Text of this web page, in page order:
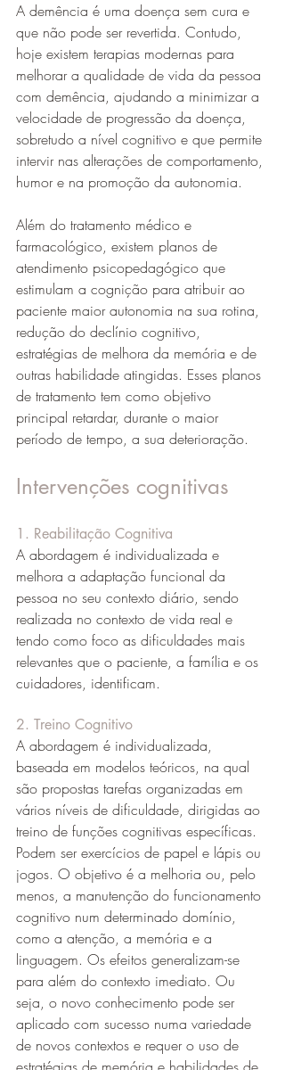
A demência é uma doença sem cura e
que não pode ser revertida. Contudo,
hoje existem terapias modernas para
melhorar a qualidade de vida da pessoa
com demência, ajudando a minimizar a
velocidade de progressão da doença,
sobretudo a nível cognitivo e que permite
intervir nas alterações de comportamento,
humor e na promoção da autonomia.
Além do tratamento médico e
farmacológico, existem planos de
atendimento psicopedagógico que
estimulam a cognição para atribuir ao
paciente maior autonomia na sua rotina,
redução do declínio cognitivo,
estratégias de melhora da memória e de
outras habilidade atingidas. Esses planos
de tratamento tem como objetivo
principal retardar, durante o maior
período de tempo, a sua deterioração.
Intervenções cognitivas
1. Reabilitação Cognitiva
A abordagem é individualizada e
melhora a adaptação funcional da
pessoa no seu contexto diário, sendo
realizada no contexto de vida real e
tendo como foco as dificuldades mais
relevantes que o paciente, a família e os
cuidadores, identificam.
2. Treino Cognitivo
A abordagem é individualizada,
baseada em modelos teóricos, na qual
são propostas tarefas organizadas em
vários níveis de dificuldade, dirigidas ao
treino de funções cognitivas específicas.
Podem ser exercícios de papel e lápis ou
jogos. O objetivo é a melhoria ou, pelo
menos, a manutenção do funcionamento
cognitivo num determinado domínio,
como a atenção, a memória e a
linguagem. Os efeitos generalizam-se
para além do contexto imediato. Ou
seja, o novo conhecimento pode ser
aplicado com sucesso numa variedade
de novos contextos e requer o uso de